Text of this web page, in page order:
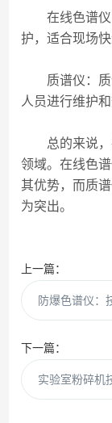
在线色谱仪
护，适合现场快
质谱仪：质
人员进行维护和
总的来说，
领域。在线色
其优势，而质
为突出。
上一篇：
防爆色谱仪：
下一篇：
实验室粉碎机